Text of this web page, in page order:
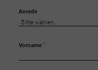
Anrede
Vorname *